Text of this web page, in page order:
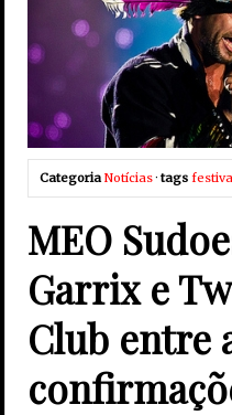
Categoria Notícias· tags
MEO
Garrix e
Club entre